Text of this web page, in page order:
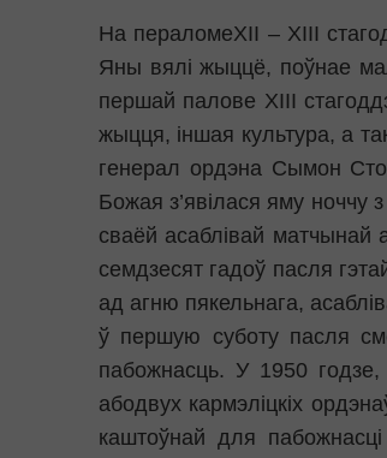
На пераломеХІІ – ХІІІ
Яны вялі жыццё, поўнае
першай палове ХІІІ
жыцця, іншая культура, а
генерал ордэна Сымон
Божая з’явілася яму ноччу
сваёй асаблівай матчынай
семдзесят гадоў пасля
ад агню пякельнага,
ў першую суботу пасля
пабожнасць. У 1950
абодвух кармэліцкіх
каштоўнай для